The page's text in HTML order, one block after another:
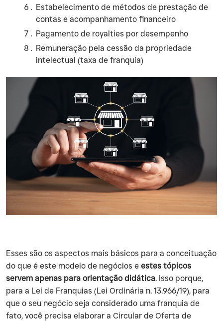
Estabelecimento de métodos de prestação de
contas e acompanhamento financeiro
Pagamento de royalties por desempenho
Remuneração pela cessão da propriedade
intelectual (taxa de franquia)
‍Esses são os aspectos mais básicos para a conceituação
do que é este modelo de negócios e estes tópicos
servem apenas para orientação didática. Isso porque,
para a Lei de Franquias (Lei Ordinária n. 13.966/19), para
que o seu negócio seja considerado uma franquia de
fato, você precisa elaborar a Circular de Oferta de